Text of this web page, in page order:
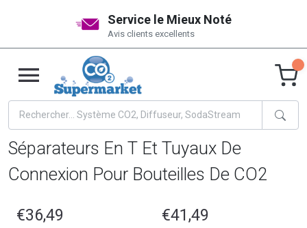
Service le Mieux Noté
Avis clients excellents
Séparateurs En T Et Tuyaux De
Connexion Pour Bouteilles De CO2
€36,49 €41,49